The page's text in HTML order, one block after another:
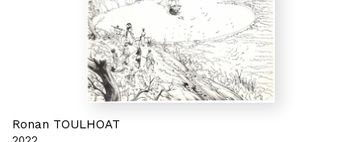
Ronan TOULHOAT